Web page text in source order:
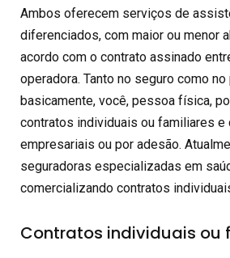
Ambos oferecem serviços de
diferenciados, com maior ou menor
acordo com o contrato assinado
operadora. Tanto no seguro como
basicamente, você, pessoa física,
contratos individuais ou familiares
empresariais ou por adesão.
seguradoras especializadas em
comercializando contratos
Contratos individuais ou